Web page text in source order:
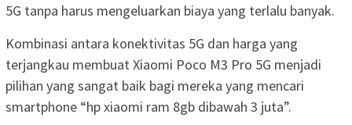
5G tanpa harus mengeluarkan biaya yang terlalu banyak.
Kombinasi antara konektivitas 5G dan harga yang
terjangkau membuat Xiaomi Poco M3 Pro 5G menjadi
pilihan yang sangat baik bagi mereka yang mencari
smartphone “hp xiaomi ram 8gb dibawah 3 juta”.